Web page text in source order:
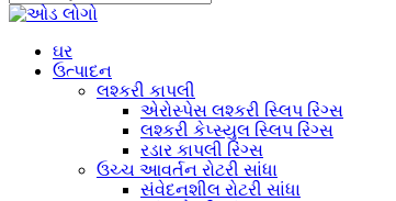
ઘર
ઉત્પાદન
લશ્કરી કાપલી
એરોસ્પેસ લશ્કરી સ્લિપ રિંગ્સ
લશ્કરી કેપ્સ્યુલ સ્લિપ રિંગ્સ
રડાર કાપલી રિંગ્સ
ઉચ્ચ આવર્તન રોટરી સાંધા
સંવેદનશીલ રોટરી સાંધા